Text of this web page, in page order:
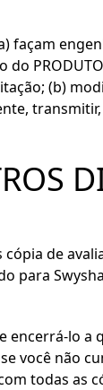
façam
(b)
de
para
encerrá-lo
você não
todas as